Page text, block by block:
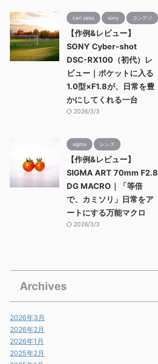
carl zeiss sony コンデジ
【作例&レビュー】
SONY Cyber-shot
DSC-RX100（初代）レ
ビュー｜ポケットに入る
1.0型×F1.8が、日常を豊
かにしてくれる一台
2026/3/3
sigma レンズ
【作例&レビュー】
SIGMA ART 70mm F2.8
DG MACRO｜「等倍
で、カミソリ」日常をア
ートにする万能マクロ
2026/3/3
Archives
2026年3月
2026年2月
2026年1月
2025年2月